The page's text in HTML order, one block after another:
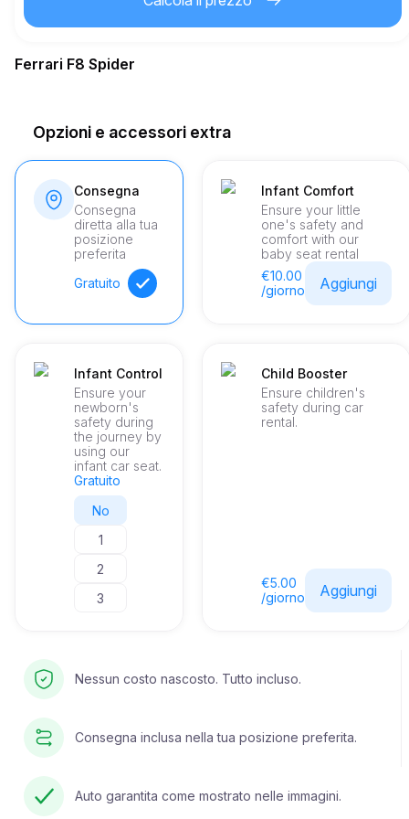
Età minima
Deposito di sicurezza
Ferrari F8 Spider
Opzioni e accessori extra
Consegna
Consegna
diretta alla tua
posizione
preferita
Gratuito
Infant Comfort
Ensure your little
one's safety and
comfort with our
baby seat rental
€10.00
/giorno
Aggiungi
Infant Control
Ensure your
newborn's
safety during
the journey by
using our
infant car seat.
Gratuito
No
1
2
3
Child Booster
Ensure children's
safety during car
rental.
€5.00
/giorno
Aggiungi
Nessun costo nascosto. Tutto incluso.
Consegna inclusa nella tua posizione preferita.
Auto garantita come mostrato nelle immagini.